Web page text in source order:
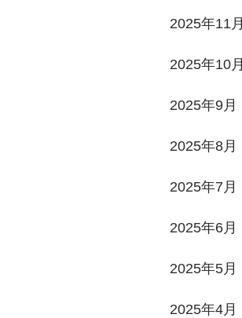
2025年11月
2025年10月
2025年9月
2025年8月
2025年7月
2025年6月
2025年5月
2025年4月